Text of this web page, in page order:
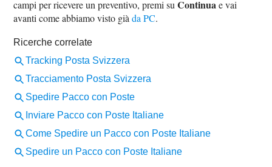
campi per ricevere un preventivo, premi suContinuae vai
avanti come abbiamo visto giàda PC.